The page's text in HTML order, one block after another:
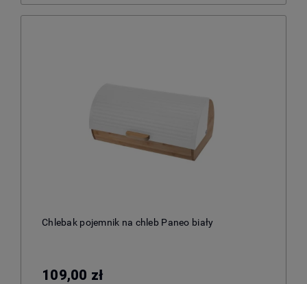
Chlebak pojemnik na chleb Paneo biały
109,00 zł